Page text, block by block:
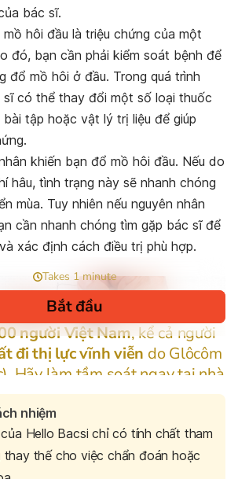
bác sĩ.
hôi đầu là triệu chứng của một
đó, bạn cần phải kiểm soát bệnh để
đổ mồ hôi ở đầu. Trong quá trình
sĩ có thể thay đổi một số loại thuốc
tập hoặc vật lý trị liệu để giúp
khiến bạn đổ mồ hôi đầu. Nếu do
hâu, tình trạng này sẽ nhanh chóng
mùa. Tuy nhiên nếu nguyên nhân
cần nhanh chóng tìm gặp bác sĩ để
xác định cách điều trị phù hợp.
nhiệm
Hello Bacsi chỉ có tính chất tham
thay thế cho việc chẩn đoán hoặc